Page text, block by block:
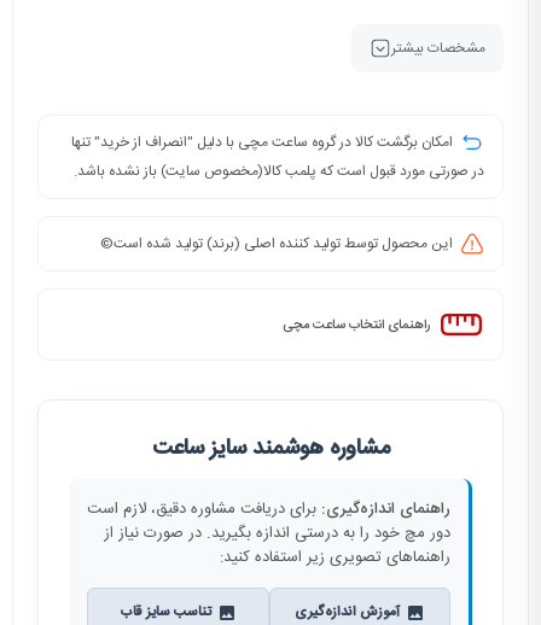
مشخصات بیشتر
امکان برگشت کالا در گروه ساعت مچی با دلیل "انصراف از خرید" تنها
در صورتی مورد قبول است که پلمب کالا(مخصوص سایت) باز نشده باشد.
این محصول توسط تولید کننده اصلی (برند) تولید شده است©️
راهنمای انتخاب ساعت مچی
مشاوره هوشمند سایز ساعت
راهنمای اندازه‌گیری: برای دریافت مشاوره دقیق، لازم است
دور مچ خود را به درستی اندازه بگیرید. در صورت نیاز از
راهنماهای تصویری زیر استفاده کنید:
آموزش اندازه‌گیری تناسب سایز قاب